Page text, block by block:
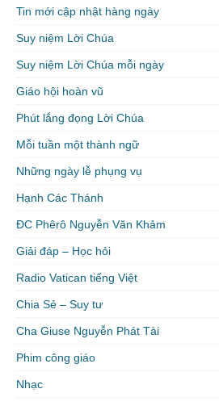
Tin mới cập nhật hàng ngày
Suy niệm Lời Chúa
Suy niệm Lời Chúa mỗi ngày
Giáo hội hoàn vũ
Phút lắng đọng Lời Chúa
Mỗi tuần một thành ngữ
Những ngày lễ phụng vụ
Hạnh Các Thánh
ĐC Phêrô Nguyễn Văn Khảm
Giải đáp – Học hỏi
Radio Vatican tiếng Việt
Chia Sẻ – Suy tư
Cha Giuse Nguyễn Phát Tài
Phim công giáo
Nhạc